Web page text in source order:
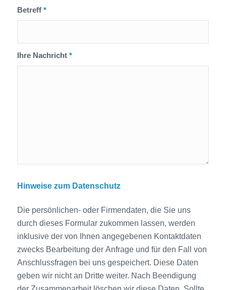
Betreff *
Ihre Nachricht *
Hinweise zum Datenschutz
Die persönlichen- oder Firmendaten, die Sie uns
durch dieses Formular zukommen lassen, werden
inklusive der von Ihnen angegebenen Kontaktdaten
zwecks Bearbeitung der Anfrage und für den Fall von
Anschlussfragen bei uns gespeichert. Diese Daten
geben wir nicht an Dritte weiter. Nach Beendigung